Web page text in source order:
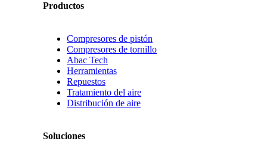
Productos
Compresores de pistón
Compresores de tornillo
Abac Tech
Herramientas
Repuestos
Tratamiento del aire
Distribución de aire
Soluciones